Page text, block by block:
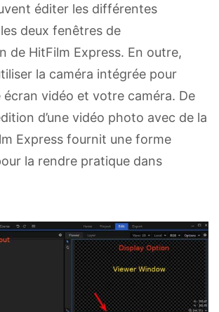
éditer les différentes
deux fenêtres de
de HitFilm Express. En outre,
la caméra intégrée pour
vidéo et votre caméra. De
d’une vidéo photo avec de la
Express fournit une forme
la rendre pratique dans